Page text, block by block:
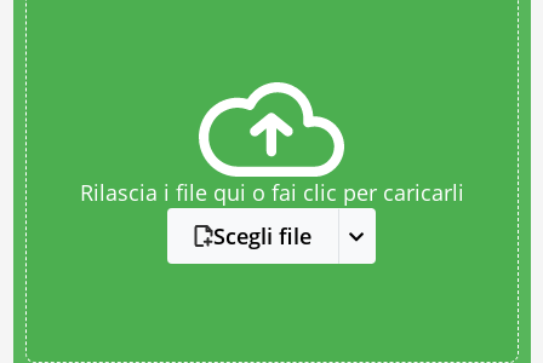
Rilascia i file qui o fai clic per caricarli
Scegli file